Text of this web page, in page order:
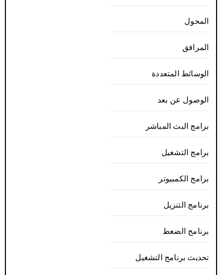
المحول
المرافق
الوسائط المتعددة
الوصول عن بعد
برامج البث المباشر
برامج التشغيل
برامج الكمبيوتر
برنامج التنزيل
برنامج الضغط
تحديث برنامج التشغيل